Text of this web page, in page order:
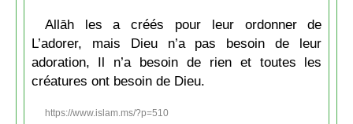
Allāh les a créés pour leur ordonner de
L’adorer, mais Dieu n’a pas besoin de leur
adoration, Il n’a besoin de rien et toutes les
créatures ont besoin de Dieu.
https://www.islam.ms/?p=510